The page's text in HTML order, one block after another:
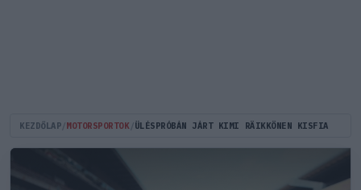
KEZDŐLAP MOTORSPORTOK ÜLÉSPRÓBÁN JÁRT KIMI RÄIKKÖNEN KISFIA